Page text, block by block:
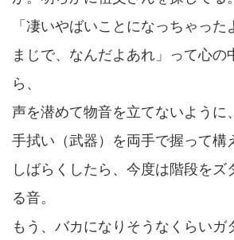
「凄いやばいことになっちゃった
まじで、なんだよあれ」って心の
ら、
声を潜めて物音を立てないように
手拭い（武器）を両手で握って構
しばらくしたら、今度は階段をズ
る音。
もう、バカになりそうなくらいガ